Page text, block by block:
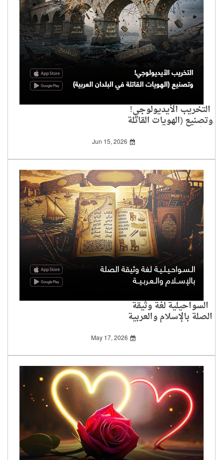
التخريب الأيديولوجي!
وتصنيع (الهويات القاتلة
في البلدان العربية)
Jun 15, 2026
السواحيلية لغة وثيقة
الصلة بالإسلام والعربية
May 17, 2026